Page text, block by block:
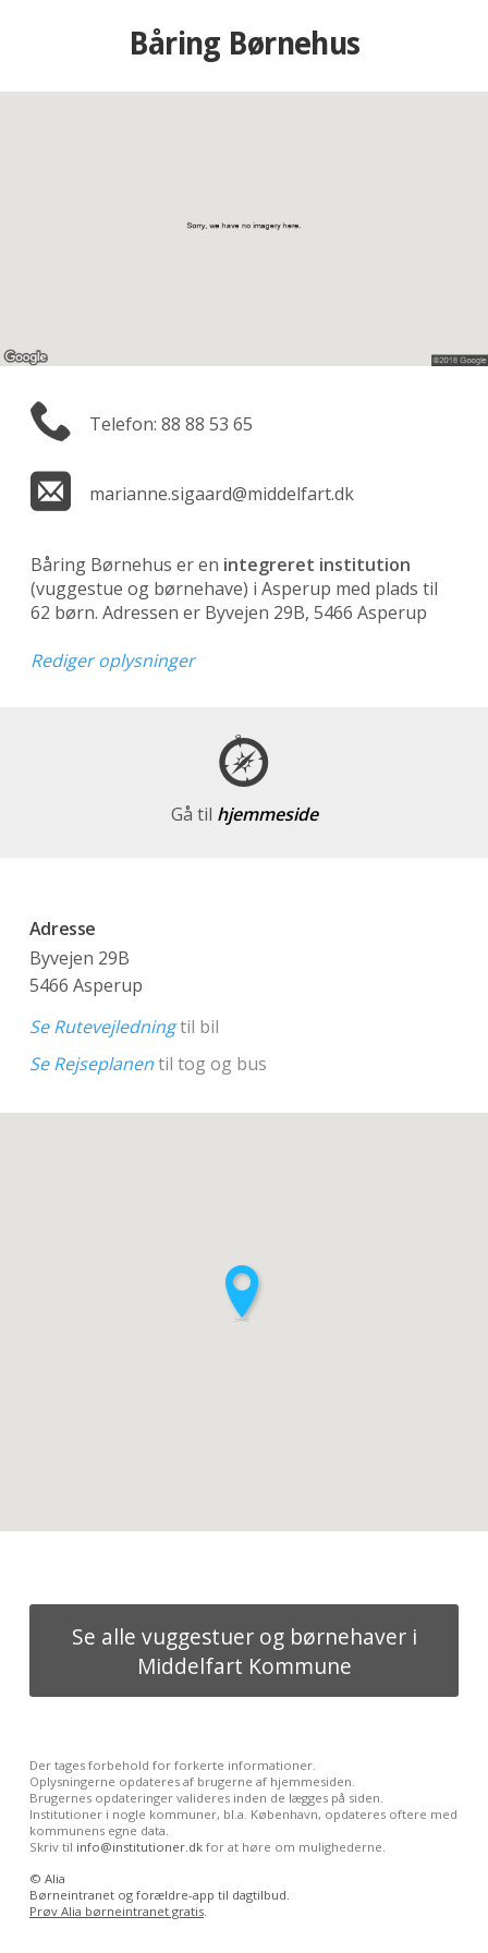
Båring Børnehus
Telefon: 88 88 53 65
marianne.sigaard@middelfart.dk
Båring Børnehus er en integreret institution
(vuggestue og børnehave) i Asperup med plads til
62 børn. Adressen er Byvejen 29B, 5466 Asperup
Rediger oplysninger
Gå til hjemmeside
Adresse
Byvejen 29B
5466 Asperup
Se Rutevejledningtil bil
Se Rejseplanentil tog og bus
Se alle vuggestuer og børnehaver i
Middelfart Kommune
Der tages forbehold for forkerte informationer.
Oplysningerne opdateres af brugerne af hjemmesiden.
Brugernes opdateringer valideres inden de lægges på siden.
Institutioner i nogle kommuner, bl.a. København, opdateres oftere med
kommunens egne data.
Skriv til info@institutioner.dkfor at høre om mulighederne.
© Alia
Børneintranet og forældre-app til dagtilbud.
Prøv Alia børneintranet gratis.